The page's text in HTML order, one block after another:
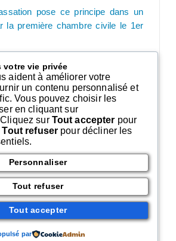
pose ce principe dans un
la première chambre civile le 1er
de rapporter la preuve de la
de commande et donc du contrat
apporter la preuve de
des obligations légales
il a la charge.
votre vie privée
aident à améliorer votre
un contenu personnalisé et
Vous pouvez choisir les
en cliquant sur
sur Tout accepter pour
Tout refuser pour décliner les
Personnaliser
Tout refuser
Tout accepter
par